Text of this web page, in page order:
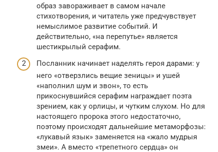
образ завораживает в самом начале
стихотворения, и читатель уже предчувствует
немыслимое развитие событий. И
действительно, «на перепутье» является
шестикрылый серафим.
Посланник начинает наделять героя дарами: у
него «отверзлись вещие зеницы» и ушей
«наполнил шум и звон», то есть
прикоснувшийся серафим награждает поэта
зрением, как у орлицы, и чутким слухом. Но для
настоящего пророка этого недостаточно,
поэтому происходят дальнейшие метаморфозы:
«лукавый язык» заменяется на «жало мудрыя
змеи». А вместо «трепетного сердца» он